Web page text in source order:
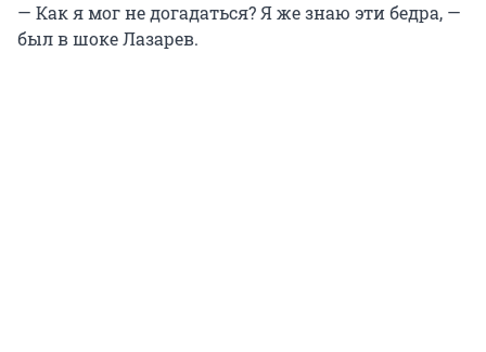
— Как я мог не догадаться? Я же знаю эти бедра, —
был в шоке Лазарев.